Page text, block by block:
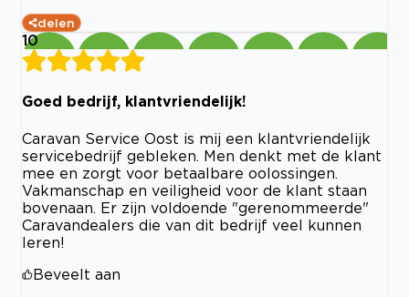
delen
10
Goed bedrijf, klantvriendelijk!
Caravan Service Oost is mij een klantvriendelijk
servicebedrijf gebleken. Men denkt met de klant
mee en zorgt voor betaalbare oolossingen.
Vakmanschap en veiligheid voor de klant staan
bovenaan. Er zijn voldoende "gerenommeerde"
Caravandealers die van dit bedrijf veel kunnen
leren!
Beveelt aan